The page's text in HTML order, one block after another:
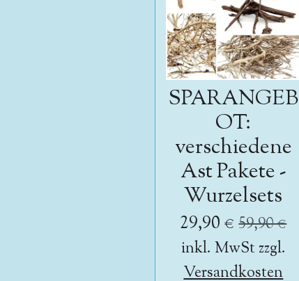
SPARANGEB
OT:
verschiedene
Ast Pakete -
Wurzelsets
29,90 € 59,90 €
inkl. MwSt zzgl.
Versandkosten